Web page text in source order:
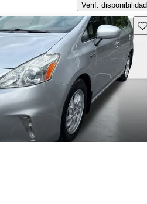
Verif. disponibilidad